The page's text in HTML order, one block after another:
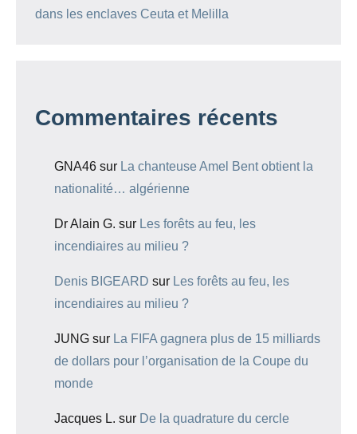
dans les enclaves Ceuta et Melilla
Commentaires récents
GNA46 sur La chanteuse Amel Bent obtient la
nationalité… algérienne
Dr Alain G. sur Les forêts au feu, les
incendiaires au milieu ?
Denis BIGEARD sur Les forêts au feu, les
incendiaires au milieu ?
JUNG sur La FIFA gagnera plus de 15 milliards
de dollars pour l’organisation de la Coupe du
monde
Jacques L. sur De la quadrature du cercle